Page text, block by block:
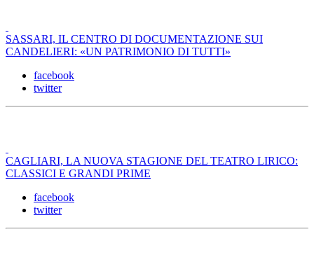
SASSARI, IL CENTRO DI DOCUMENTAZIONE SUI
CANDELIERI: «UN PATRIMONIO DI TUTTI»
facebook
twitter
CAGLIARI, LA NUOVA STAGIONE DEL TEATRO LIRICO:
CLASSICI E GRANDI PRIME
facebook
twitter